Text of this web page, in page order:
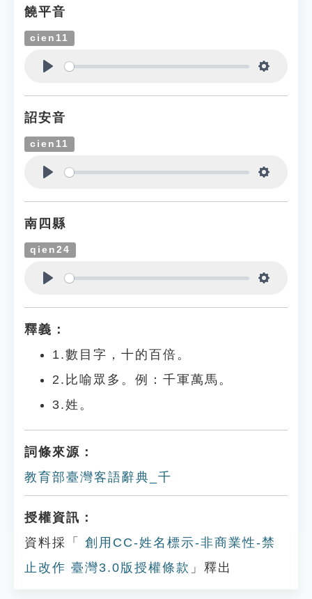
饒平音
cien11
詔安音
cien11
南四縣
qien24
釋義：
1.數目字，十的百倍。
2.比喻眾多。例：千軍萬馬。
3.姓。
詞條來源：
教育部臺灣客語辭典_千
授權資訊：
資料採「
創用CC-姓名標示-非商業性-禁
止改作 臺灣3.0版授權條款 」釋出